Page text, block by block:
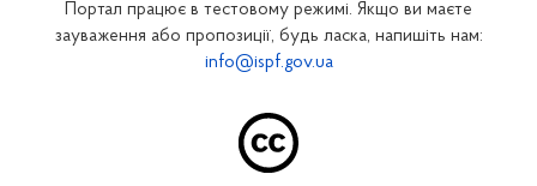
Закарпатське відділення
Запорізьке відділення
Портал працює в тестовому режимі. Якщо ви маєте
зауваження або пропозиції, будь ласка, напишіть нам:
info@ispf.gov.ua